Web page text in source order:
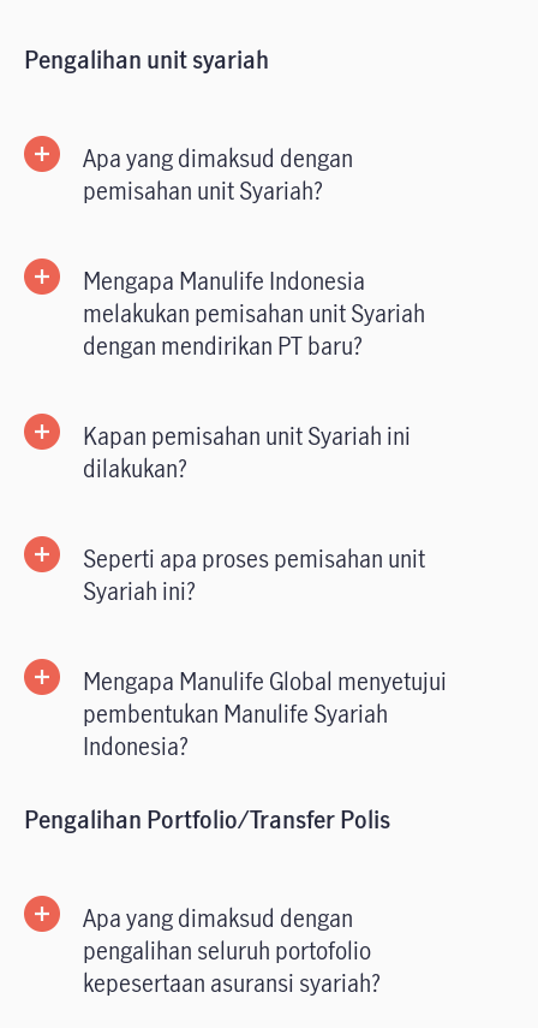
Pengalihan unit syariah
Apa yang dimaksud dengan
pemisahan unit Syariah?
Mengapa Manulife Indonesia
melakukan pemisahan unit Syariah
dengan mendirikan PT baru?
Kapan pemisahan unit Syariah ini
dilakukan?
Seperti apa proses pemisahan unit
Syariah ini?
Mengapa Manulife Global menyetujui
pembentukan Manulife Syariah
Indonesia?
Pengalihan Portfolio/Transfer Polis
Apa yang dimaksud dengan
pengalihan seluruh portofolio
kepesertaan asuransi syariah?